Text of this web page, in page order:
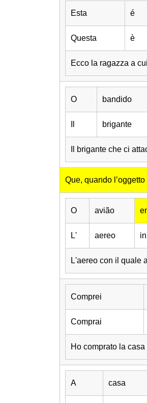
Esta é
Questa è
Ecco la ragazza a
O bandido
brigante
Il brigante che ci
Que, quando
O avião
L' aereo in
L'aereo con il quale
Comprei
Comprai
Ho comprato la
A casa